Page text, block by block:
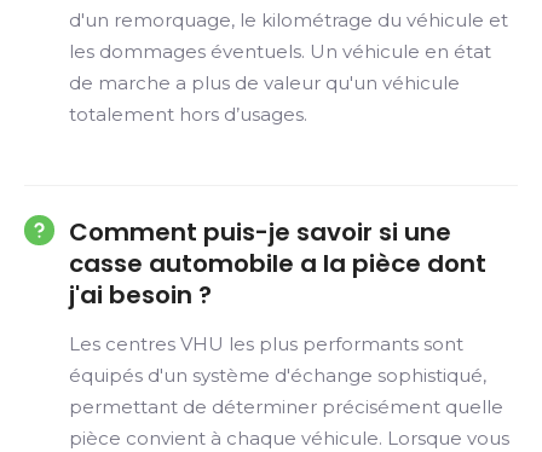
d'un remorquage, le kilométrage du véhicule et
les dommages éventuels. Un véhicule en état
de marche a plus de valeur qu'un véhicule
totalement hors d’usages.
Comment puis-je savoir si une
casse automobile a la pièce dont
j'ai besoin ?
Les centres VHU les plus performants sont
équipés d'un système d'échange sophistiqué,
permettant de déterminer précisément quelle
pièce convient à chaque véhicule. Lorsque vous